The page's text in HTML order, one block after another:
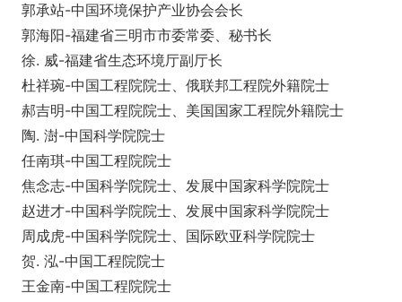
郭承站-中国环境保护产业协会会长
郭海阳-福建省三明市市委常委、秘书长
徐. 威-福建省生态环境厅副厅长
杜祥琬-中国工程院院士、俄联邦工程院外籍院士
郝吉明-中国工程院院士、美国国家工程院外籍院士
陶. 澍-中国科学院院士
任南琪-中国工程院院士
焦念志-中国科学院院士、发展中国家科学院院士
赵进才-中国科学院院士、发展中国家科学院院士
周成虎-中国科学院院士、国际欧亚科学院院士
贺. 泓-中国工程院院士
王金南-中国工程院院士